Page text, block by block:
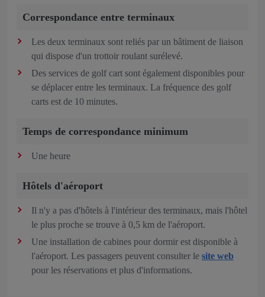
Correspondance entre terminaux
Les deux terminaux sont reliés par un bâtiment de liaison
qui dispose d'un trottoir roulant surélevé.
Des services de golf cart sont également disponibles pour
se déplacer entre les terminaux. La fréquence des golf
carts est de 10 minutes.
Temps de correspondance minimum
Une heure
Hôtels d'aéroport
Il n'y a pas d'hôtels à l'intérieur des terminaux, mais l'hôtel
le plus proche se trouve à 0,5 km de l'aéroport.
Une installation de cabines pour dormir est disponible à
l'aéroport. Les passagers peuvent consulter le site web
pour les réservations et plus d'informations.